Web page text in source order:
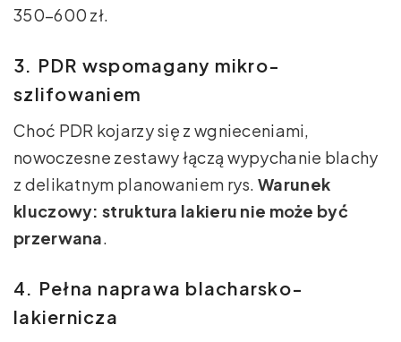
350–600 zł.
3. PDR wspomagany mikro-
szlifowaniem
Choć PDR kojarzy się z wgnieceniami,
nowoczesne zestawy łączą wypychanie blachy
z delikatnym planowaniem rys.Warunek
kluczowy: struktura lakieru nie może być
przerwana.
4. Pełna naprawa blacharsko-
lakiernicza